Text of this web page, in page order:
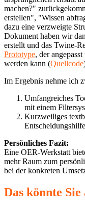
machen?"
erstellen", "Wissen
dazu eine verzweigte
Dokument haben wir
erstellt und das Twine-
Prototype, der
werden kann (Quellcode
Im Ergebnis nehme ich
Umfangreiches
mit einem
Kurzweiliges
Persönliches Fazit:
Eine OER-Werkstatt
mehr Raum zum
bei der konkreten
Das könnte